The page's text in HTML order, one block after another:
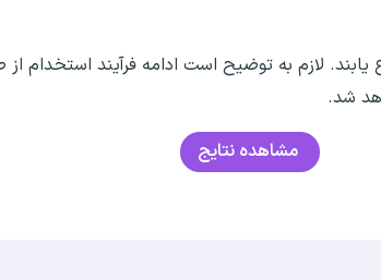
لازم به توضیح است ادامه فرآیند استخدام
شد.
مشاهده نتایج